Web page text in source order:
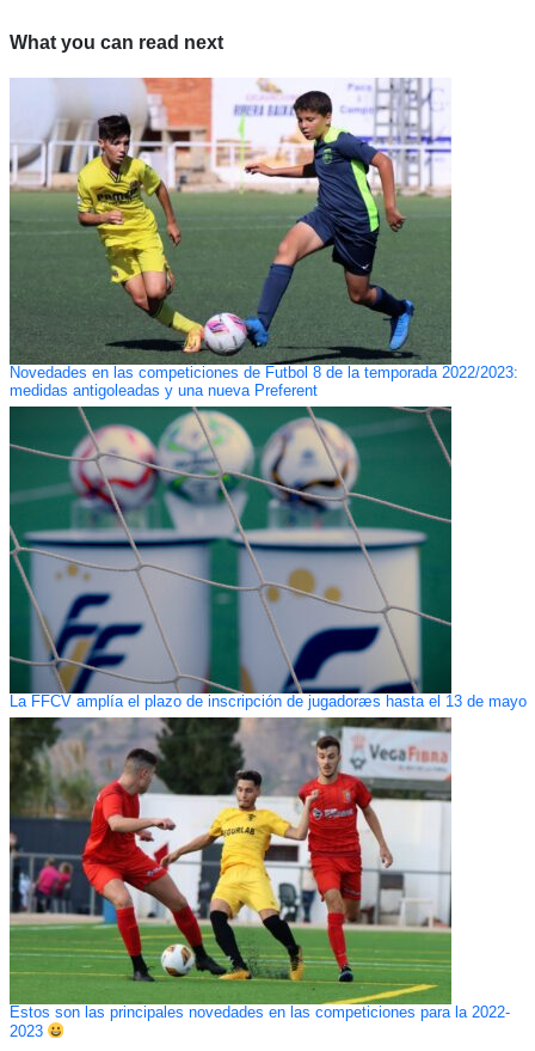
What you can read next
Novedades en las competiciones de Futbol 8 de la temporada 2022/2023:
medidas antigoleadas y una nueva Preferent
La FFCV amplía el plazo de inscripción de jugadoræs hasta el 13 de mayo
Estos son las principales novedades en las competiciones para la 2022-
2023